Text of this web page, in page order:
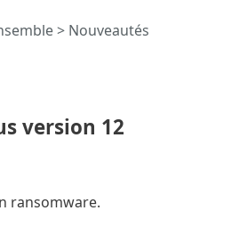
> Nouveautés
version 12
ransomware.